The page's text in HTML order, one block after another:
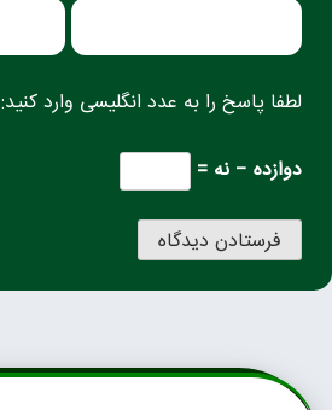
لطفا پاسخ را به عدد انگلیسی وارد کنید:
دوازده − نه =